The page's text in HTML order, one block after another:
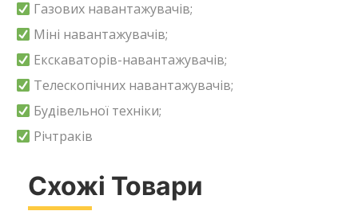
Газових навантажувачів;
Міні навантажувачів;
Екскаваторів-навантажувачів;
Телескопічних навантажувачів;
Будівельної техніки;
Річтраків
Схожі Товари